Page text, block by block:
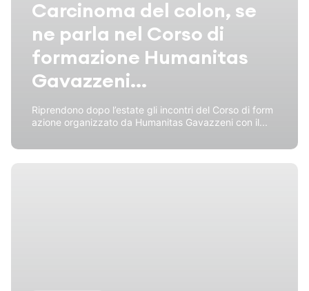
Carcinoma del colon, se
ne parla nel Corso di
formazione Humanitas
Gavazzeni...
Riprendono dopo l’estate gli incontri del Corso di form
azione organizzato da Humanitas Gavazzeni con il...